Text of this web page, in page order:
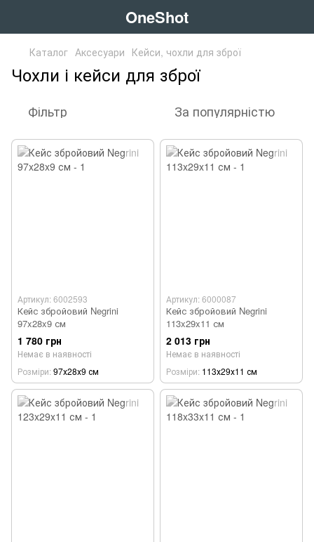
OneShot
Каталог Аксесуари Кейси, чохли для зброї
Чохли і кейси для зброї
Фільтр За популярністю
Артикул: 6002593
Кейс збройовий Negrini
97x28x9 см
1 780 грн
Немає в наявності
Розміри 97х28х9 см
Артикул: 6000087
Кейс збройовий Negrini
113x29x11 см
2 013 грн
Немає в наявності
Розміри 113х29х11 см